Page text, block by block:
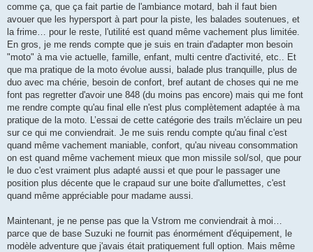
comme ça, que ça fait partie de l'ambiance motard, bah il faut bien
avouer que les hypersport à part pour la piste, les balades soutenues, et
la frime… pour le reste, l'utilité est quand même vachement plus limitée.
En gros, je me rends compte que je suis en train d'adapter mon besoin
"moto" à ma vie actuelle, famille, enfant, multi centre d'activité, etc.. Et
que ma pratique de la moto évolue aussi, balade plus tranquille, plus de
duo avec ma chérie, besoin de confort, bref autant de choses qui ne me
font pas regretter d'avoir une 848 (du moins pas encore) mais qui me font
me rendre compte qu'au final elle n'est plus complètement adaptée à ma
pratique de la moto. L’essai de cette catégorie des trails m'éclaire un peu
sur ce qui me conviendrait. Je me suis rendu compte qu'au final c'est
quand même vachement maniable, confort, qu'au niveau consommation
on est quand même vachement mieux que mon missile sol/sol, que pour
le duo c'est vraiment plus adapté aussi et que pour le passager une
position plus décente que le crapaud sur une boite d'allumettes, c'est
quand même appréciable pour madame aussi.
Maintenant, je ne pense pas que la Vstrom me conviendrait à moi…
parce que de base Suzuki ne fournit pas énormément d'équipement, le
modèle adventure que j'avais était pratiquement full option. Mais même